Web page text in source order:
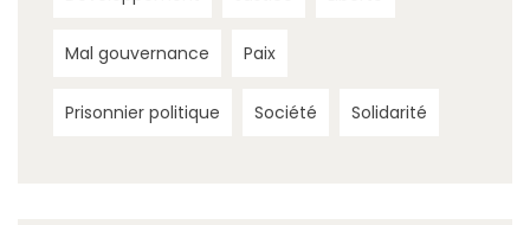
Mal gouvernance Paix
Prisonnier politique Société Solidarité